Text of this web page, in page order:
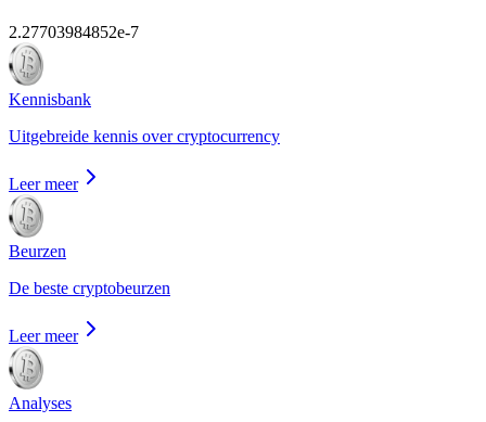
2.27703984852e-7
Kennisbank
Uitgebreide kennis over cryptocurrency
Leer meer
Beurzen
De beste cryptobeurzen
Leer meer
Analyses